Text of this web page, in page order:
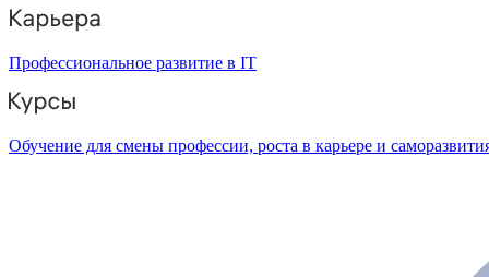
Профессиональное развитие в IT
Обучение для смены профессии, роста в карьере и